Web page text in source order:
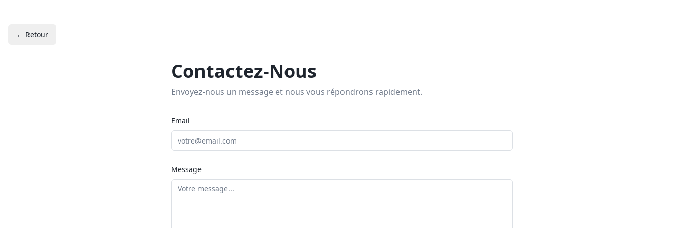
← Retour
Contactez-Nous
Envoyez-nous un message et nous vous répondrons rapidement.
Email
Message